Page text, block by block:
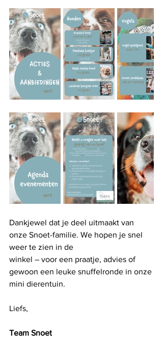
Dankjewel dat je deel uitmaakt van
onze Snoet-familie. We hopen je snel
weer te zien in de
winkel – voor een praatje, advies of
gewoon een leuke snuffelronde in onze
mini dierentuin.
Liefs,
Team Snoet